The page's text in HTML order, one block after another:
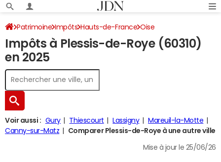
Patrimoine Impôts Hauts-de-France Oise
Plessis-de-Roye Impôt sur le revenu
Impôts à Plessis-de-Roye (60310)
en 2025
Voir aussi : Gury Thiescourt Lassigny
Mareuil-la-Motte
Canny-sur-Matz
Comparer Plessis-de-Roye à une autre ville
Mise à jour le 25/06/26